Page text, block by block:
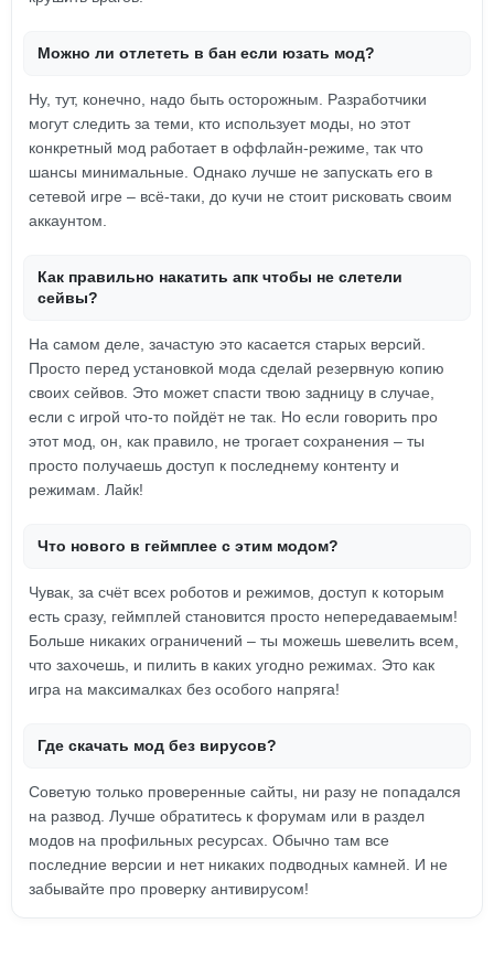
Можно ли отлететь в бан если юзать мод?
Ну, тут, конечно, надо быть осторожным. Разработчики
могут следить за теми, кто использует моды, но этот
конкретный мод работает в оффлайн-режиме, так что
шансы минимальные. Однако лучше не запускать его в
сетевой игре – всё-таки, до кучи не стоит рисковать своим
аккаунтом.
Как правильно накатить апк чтобы не слетели
сейвы?
На самом деле, зачастую это касается старых версий.
Просто перед установкой мода сделай резервную копию
своих сейвов. Это может спасти твою задницу в случае,
если с игрой что-то пойдёт не так. Но если говорить про
этот мод, он, как правило, не трогает сохранения – ты
просто получаешь доступ к последнему контенту и
режимам. Лайк!
Что нового в геймплее с этим модом?
Чувак, за счёт всех роботов и режимов, доступ к которым
есть сразу, геймплей становится просто непередаваемым!
Больше никаких ограничений – ты можешь шевелить всем,
что захочешь, и пилить в каких угодно режимах. Это как
игра на максималках без особого напряга!
Где скачать мод без вирусов?
Советую только проверенные сайты, ни разу не попадался
на развод. Лучше обратитесь к форумам или в раздел
модов на профильных ресурсах. Обычно там все
последние версии и нет никаких подводных камней. И не
забывайте про проверку антивирусом!